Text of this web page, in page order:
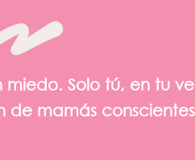
miedo. Solo tú, en tu
de mamás